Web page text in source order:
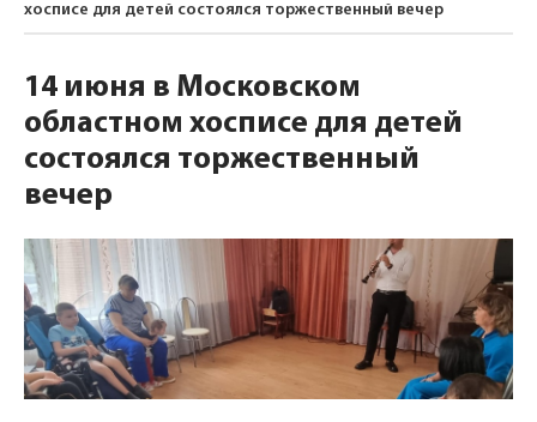
хосписе для детей состоялся торжественный вечер
14 июня в Московском
областном хосписе для детей
состоялся торжественный
вечер